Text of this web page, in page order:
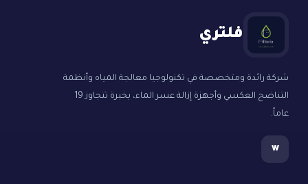
فلتري
شركة رائدة ومتخصصة في تكنولوجيا معالجة المياه وأنظمة
التناضح العكسي وأجهزة إزالة عسر الماء، بخبرة تتجاوز 19
عاماً.
w